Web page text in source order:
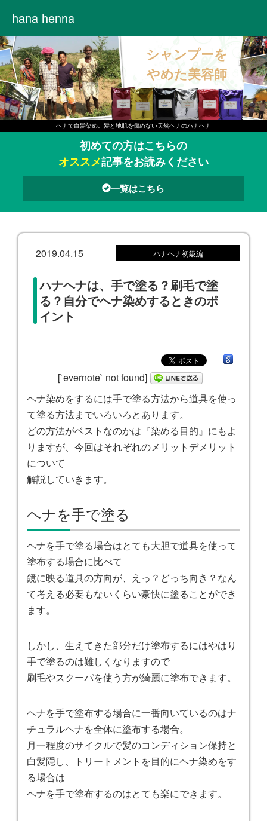
シャンプーを
やめた美容師
hana henna
ヘナで白髪染め。髪と地肌を傷めない天然ヘナのハナヘナ
初めての方はこちらの
オススメ記事をお読みください
一覧はこちら
2019.04.15 ハナヘナ初級編
ハナヘナは、手で塗る？刷毛で塗
る？自分でヘナ染めするときのポ
イント
[`evernote` not found]
ヘナ染めをするには手で塗る方法から道具を使っ
て塗る方法までいろいろとあります。
どの方法がベストなのかは『染める目的』にもよ
りますが、今回はそれぞれのメリットデメリット
について
解説していきます。
ヘナを手で塗る
ヘナを手で塗る場合はとても大胆で道具を使って
塗布する場合に比べて
鏡に映る道具の方向が、えっ？どっち向き？なん
て考える必要もないくらい豪快に塗ることができ
ます。
しかし、生えてきた部分だけ塗布するにはやはり
手で塗るのは難しくなりますので
刷毛やスクーパを使う方が綺麗に塗布できます。
ヘナを手で塗布する場合に一番向いているのはナ
チュラルヘナを全体に塗布する場合。
月一程度のサイクルで髪のコンディション保持と
白髪隠し、トリートメントを目的にヘナ染めをす
る場合は
ヘナを手で塗布するのはとても楽にできます。